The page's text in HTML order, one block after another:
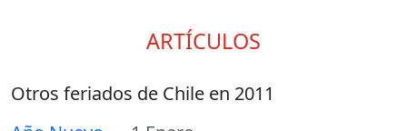
ARTÍCULOS
Otros feriados de Chile en 2011